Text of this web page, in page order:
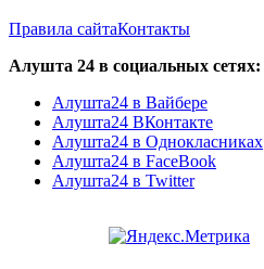
Правила сайтаКонтакты
Алушта 24 в социальных сетях:
Алушта24 в Вайбере
Алушта24 ВКонтакте
Алушта24 в Однокласниках
Алушта24 в FaceBook
Алушта24 в Twitter